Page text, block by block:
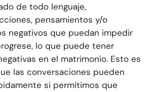
de todo lenguaje,
pensamientos y/o
negativos que puedan impedir
lo que puede tener
en el matrimonio. Esto es
las conversaciones pueden
si permitimos que